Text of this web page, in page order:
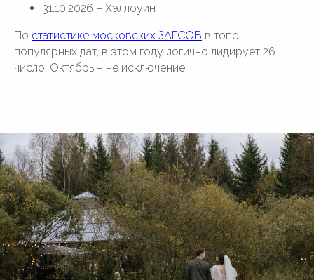
31.10.2026 – Хэллоуин
По статистике московских ЗАГСОВ в топе
популярных дат, в этом году логично лидирует 26
число. Октябрь – не исключение.